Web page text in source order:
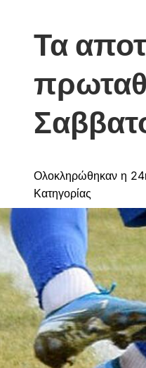
Τα
Ολοκληρώθηκαν η 24η
Κατηγορίας